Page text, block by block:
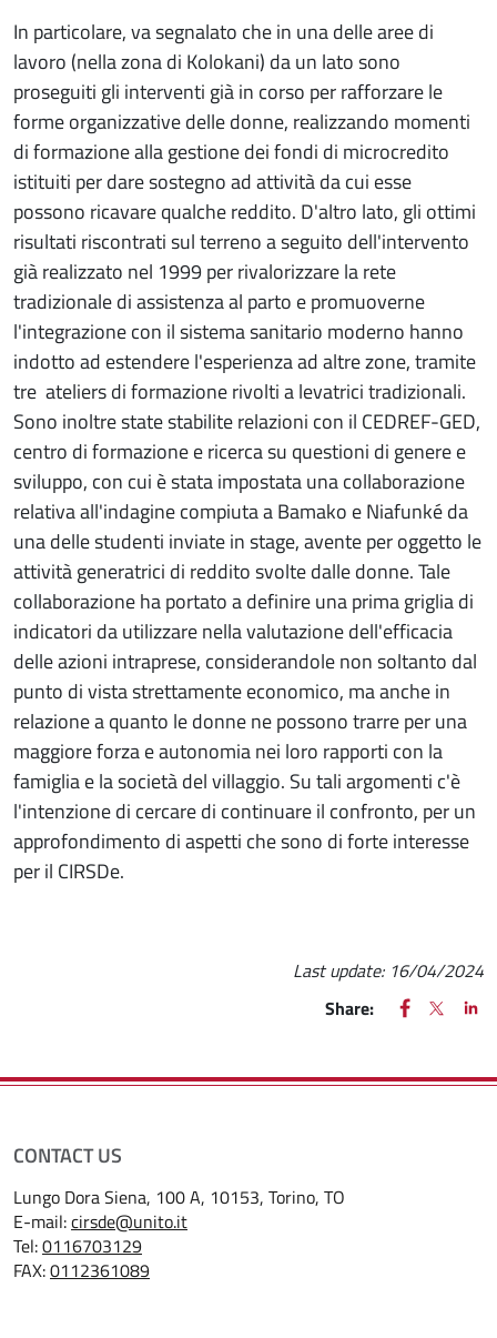
In particolare, va segnalato che in una delle aree di
lavoro (nella zona di Kolokani) da un lato sono
proseguiti gli interventi già in corso per rafforzare le
forme organizzative delle donne, realizzando momenti
di formazione alla gestione dei fondi di microcredito
istituiti per dare sostegno ad attività da cui esse
possono ricavare qualche reddito. D'altro lato, gli ottimi
risultati riscontrati sul terreno a seguito dell'intervento
già realizzato nel 1999 per rivalorizzare la rete
tradizionale di assistenza al parto e promuoverne
l'integrazione con il sistema sanitario moderno hanno
indotto ad estendere l'esperienza ad altre zone, tramite
tre ateliers di formazione rivolti a levatrici tradizionali.
Sono inoltre state stabilite relazioni con il CEDREF-GED,
centro di formazione e ricerca su questioni di genere e
sviluppo, con cui è stata impostata una collaborazione
relativa all'indagine compiuta a Bamako e Niafunké da
una delle studenti inviate in stage, avente per oggetto le
attività generatrici di reddito svolte dalle donne. Tale
collaborazione ha portato a definire una prima griglia di
indicatori da utilizzare nella valutazione dell'efficacia
delle azioni intraprese, considerandole non soltanto dal
punto di vista strettamente economico, ma anche in
relazione a quanto le donne ne possono trarre per una
maggiore forza e autonomia nei loro rapporti con la
famiglia e la società del villaggio. Su tali argomenti c'è
l'intenzione di cercare di continuare il confronto, per un
approfondimento di aspetti che sono di forte interesse
per il CIRSDe.
Last update: 16/04/2024
Share:
FACEBOOK
(apre una
X
(apre
CONTACT US
Lungo Dora Siena, 100 A, 10153, Torino, TO
E-mail:cirsde@unito.it
Tel:0116703129
FAX:0112361089